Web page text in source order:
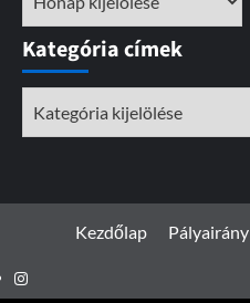
Kategória címek
Kezdőlap Pályairány
Instagram